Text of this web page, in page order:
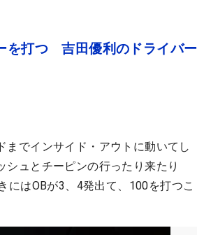
を打つ 吉田優利のドライバー
までインサイド・アウトに動いてし
ュとチーピンの行ったり来たり
にはOBが3、4発出て、100を打つこ